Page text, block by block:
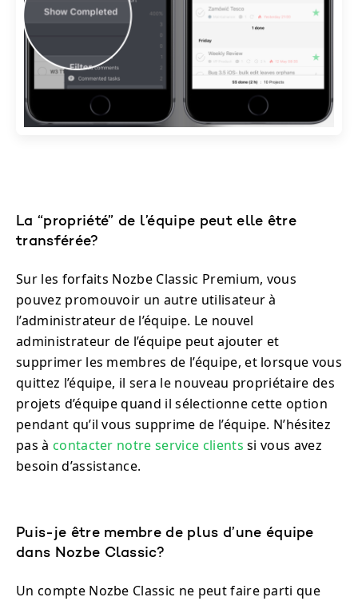
La “propriété” de l’équipe peut elle être
transférée?
Sur les forfaits Nozbe Classic Premium, vous
pouvez promouvoir un autre utilisateur à
l’administrateur de l’équipe. Le nouvel
administrateur de l’équipe peut ajouter et
supprimer les membres de l’équipe, et lorsque vous
quittez l’équipe, il sera le nouveau propriétaire des
projets d’équipe quand il sélectionne cette option
pendant qu’il vous supprime de l’équipe. N’hésitez
pas à contacter notre service clients si vous avez
besoin d’assistance.
Puis-je être membre de plus d’une équipe
dans Nozbe Classic?
Un compte Nozbe Classic ne peut faire parti que